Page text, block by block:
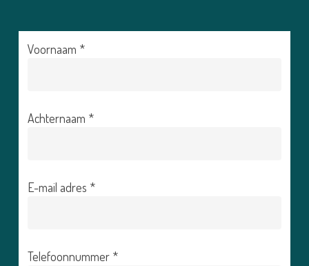
Voornaam *
Achternaam *
E-mail adres *
Telefoonnummer *